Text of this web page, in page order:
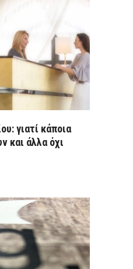
γιατί κάποια
και άλλα όχι